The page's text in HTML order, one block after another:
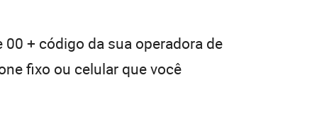
00 + código da sua operadora de
fixo ou celular que você